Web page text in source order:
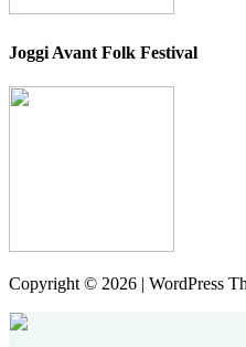
Joggi Avant Folk Festival
Copyright © 2026 | WordPress